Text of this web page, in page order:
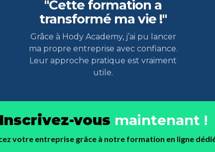
"Cette formation a
transformé ma vie !"
Grâce à Hody Academy, j’ai pu lancer
ma propre entreprise avec confiance.
Leur approche pratique est vraiment
utile.
Inscrivez-vous maintenant !
votre entreprise grâce à notre formation en ligne